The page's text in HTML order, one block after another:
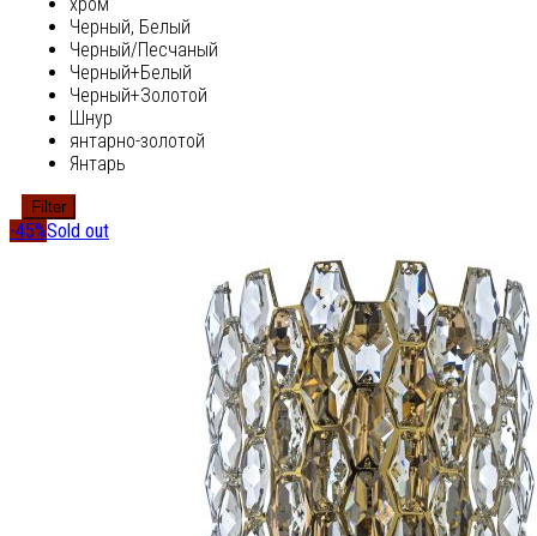
хром
Черный, Белый
Черный/Песчаный
Черный+Белый
Черный+Золотой
Шнур
янтарно-золотой
Янтарь
Filter
-45%Sold out